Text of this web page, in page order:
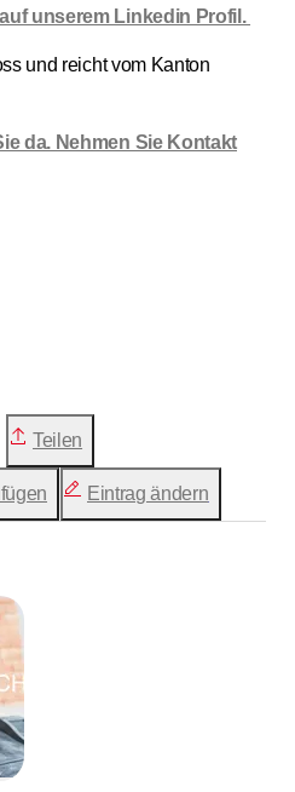
unserem Linkedin Profil.
und reicht vom Kanton
da. Nehmen Sie Kontakt
Teilen
Eintrag ändern